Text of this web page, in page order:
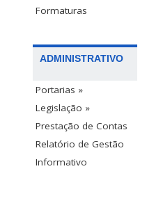
Formaturas
ADMINISTRATIVO
Portarias »
Legislação »
Prestação de Contas
Relatório de Gestão
Informativo